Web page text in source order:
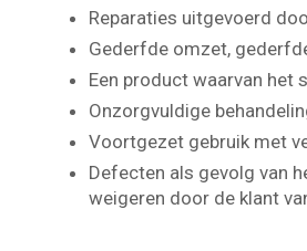
Reparaties uitgevoerd
Gederfde omzet,
Een product waarvan het
Onzorgvuldige
Voortgezet gebruik met
Defecten als gevolg van
weigeren door de klant